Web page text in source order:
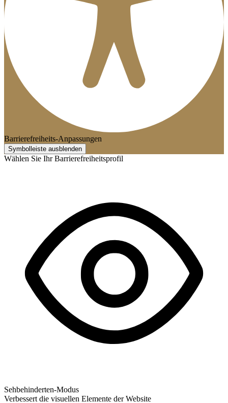
Barrierefreiheits-Anpassungen
Symbolleiste ausblenden
Wählen Sie Ihr Barrierefreiheitsprofil
Sehbehinderten-Modus
Verbessert die visuellen Elemente der Website